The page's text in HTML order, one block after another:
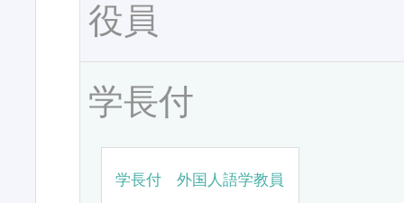
役員
学長付
学長付 外国人語学教員